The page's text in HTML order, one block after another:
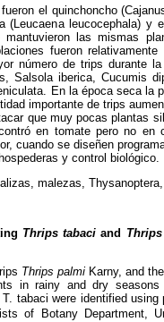
el quinchoncho
(Leucaena leucocephala) y
las mismas
fueron
número de trips durante
Salsola iberica, Cucumis
En la época seca la
importante de trips
que muy pocas plantas
en tomate pero no
cuando se diseñen
y control biológico.
malezas,
Thrips tabaciand
Thrips palmi Karny, and
in rainy and dry
T. tabaci were identified
of Botany Department,